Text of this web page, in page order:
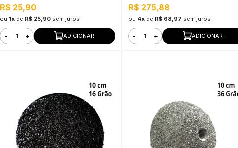
R$ 25,90
ou 1x de R$ 25,90 sem juros
- + ADICIONAR
R$ 275,88
ou 4xde R$ 68,97 sem juros
- + ADICIONAR